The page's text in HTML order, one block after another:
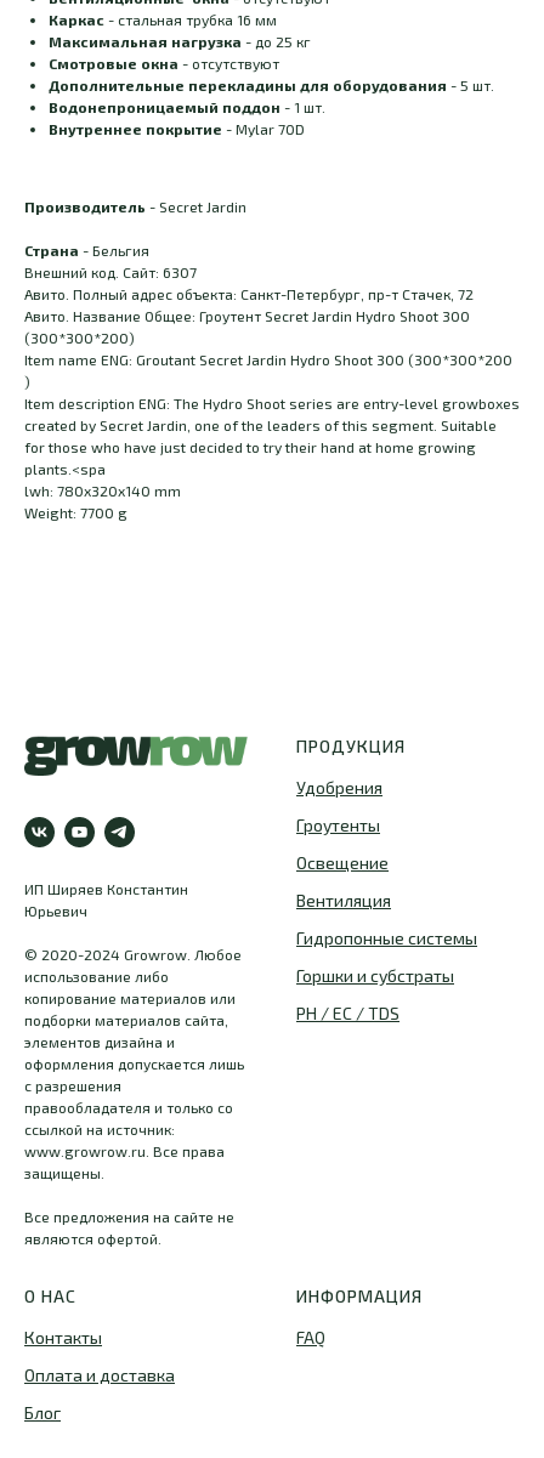
Каркас - стальная трубка 16 мм
Максимальная нагрузка - до 25 кг
Смотровые окна - отсутствуют
Дополнительные перекладины для оборудования - 5 шт.
Водонепроницаемый поддон - 1 шт.
Внутреннее покрытие - Mylar 70D
Производитель - Secret Jardin
Страна - Бельгия
Внешний код. Сайт: 6307
Авито. Полный адрес объекта: Санкт-Петербург, пр-т Стачек, 72
Авито. Название Общее: Гроутент Secret Jardin Hydro Shoot 300
(300*300*200)
Item name ENG: Groutant Secret Jardin Hydro Shoot 300 (300*300*200
)
Item description ENG: The Hydro Shoot series are entry-level growboxes
created by Secret Jardin, one of the leaders of this segment. Suitable
for those who have just decided to try their hand at home growing
plants.<spa
lwh: 780x320x140 mm
Weight: 7700 g
ИП Ширяев Константин
Юрьевич
© 2020-2024 Growrow. Любое
использование либо
копирование материалов или
подборки материалов сайта,
элементов дизайна и
оформления допускается лишь
с разрешения
правообладателя и только со
ссылкой на источник:
www.growrow.ru. Все права
защищены.
Все предложения на сайте не
являются офертой.
ПРОДУКЦИЯ
Удобрения
Гроутенты
Освещение
Вентиляция
Гидропонные системы
Горшки и субстраты
PH / EC / TDS
О НАС
Контакты
Оплата и доставка
Блог
ИНФОРМАЦИЯ
FAQ